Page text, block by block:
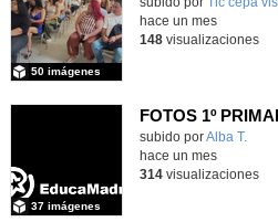
50 imágenes
hace un mes
148visualizaciones
subido porAlba T.
37 imágenes
hace un mes
314visualizaciones